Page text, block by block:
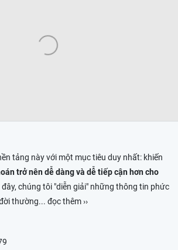
tảng này với một mục tiêu duy nhất: khiến
trở nên dễ dàng và dễ tiếp cận hơn cho
đây, chúng tôi "diễn giải" những thông tin phức
thường... đọc thêm ››